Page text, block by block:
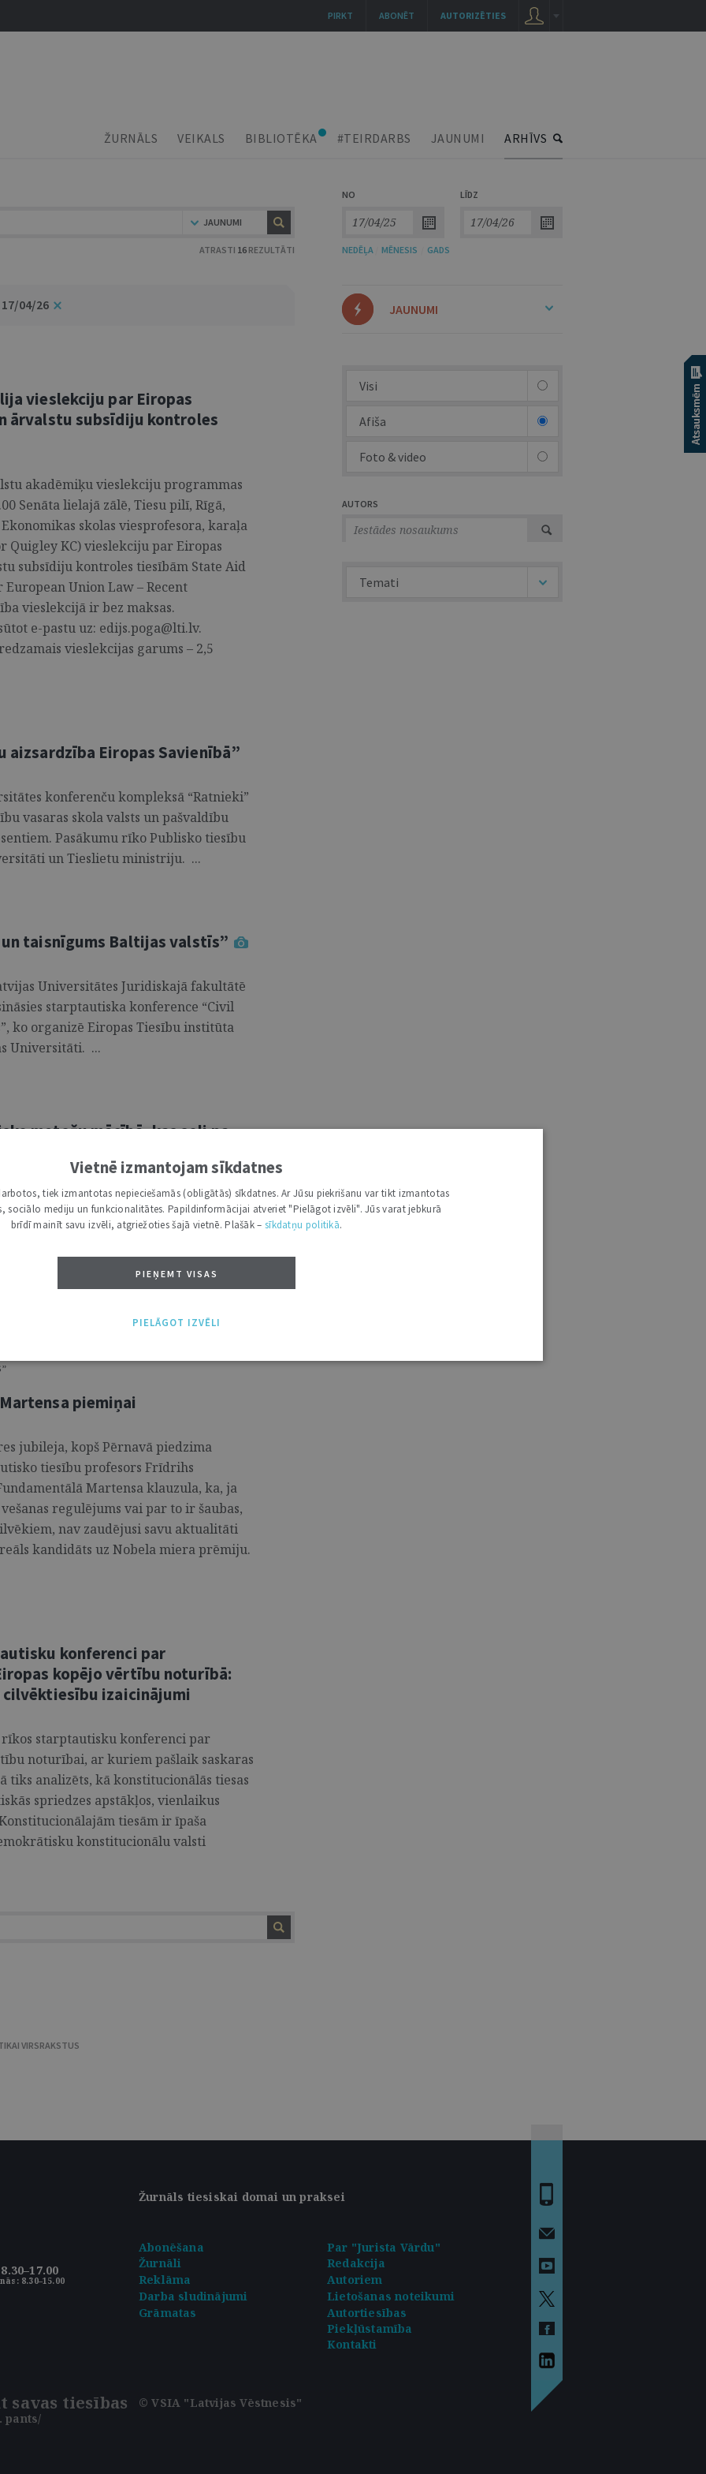
ŽURNĀLS VEIKALS BIBLIOTĒKA #TEIRDARBS JAUNUMI ARHĪVS
JAUNUMI
ATRASTI 16 REZULTĀTI
NO LĪDZ
NEDĒĻA MĒNESIS GADS
04/26
vieslekciju par Eiropas
ārvalstu subsīdiju kontroles
akadēmiķu vieslekciju programmas
Senāta lielajā zālē, Tiesu pilī, Rīgā,
skolas viesprofesora, karaļa
Quigley KC) vieslekciju par Eiropas
subsīdiju kontroles tiesībām State Aid
Union Law – Recent
vieslekcijā ir bez maksas.
e-pastu uz: edijs.poga@lti.lv.
vieslekcijas garums – 2,5
aizsardzība Eiropas Savienībā”
konferenču kompleksā “Ratnieki”
vasaras skola valsts un pašvaldību
Pasākumu rīko Publisko tiesību
un Tieslietu ministriju. ...
taisnīgums Baltijas valstīs”
Universitātes Juridiskajā fakultātē
starptautiska konference “Civil
ko organizē Eiropas Tiesību institūta
Universitāti. ...
metožu mācībā, kas soli pa
procesam
apgādā iznākusi jauna zinātniskā
Astoņi soļi tiesību normu
iur. Daigas Rezevskas zinātniskajā
tiesību zinātņu studentiem
teorijas apguvei, gan praktiska
piemēro tiesību normas, tostarp arī –
un citiem juristiem. ...
piemiņai
jubileja, kopš Pērnavā piedzima
tiesību profesors Frīdrihs
Martensa klauzula, ka, ja
regulējums vai par to ir šaubas,
nav zaudējusi savu aktualitāti
kandidāts uz Nobela miera prēmiju.
konferenci par
kopējo vērtību noturībā:
izaicinājumi
rīkos starptautisku konferenci par
noturībai, ar kuriem pašlaik saskaras
tiks analizēts, kā konstitucionālās tiesas
spriedzes apstākļos, vienlaikus
tiesām ir īpaša
konstitucionālu valsti
VIRSRAKSTUS
JAUNUMI
Visi
Afiša
Foto & video
AUTORS
Temati
Žurnāls tiesiskai domai un praksei
8.30–15.00
Abonēšana
Par "Jurista Vārdu"
Žurnāli
Redakcija
Reklāma
Autoriem
Darba sludinājumi
Lietošanas noteikumi
Grāmatas
Autortiesības
Piekļūstamība
Kontakti
tiesības
pants/
© VSIA "Latvijas Vēstnesis"
AUTORIZĒTIES
ABONĒT
PIRKT
Vietnē izmantojam sīkdatnes
tiek izmantotas nepieciešamās (obligātās) sīkdatnes. Ar Jūsu piekrišanu var tikt izmantotas
sociālo mediju un funkcionalitātes. Papildinformācijai atveriet "Pielāgot izvēli". Jūs varat jebkurā
brīdī mainīt savu izvēli, atgriežoties šajā vietnē. Plašāk – sīkdatņu politikā.
PIEŅEMT VISAS
PIELĀGOT IZVĒLI